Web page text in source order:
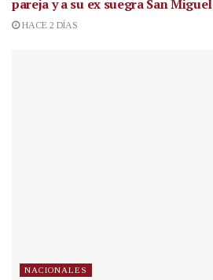
pareja y a su ex suegra San Miguel
HACE 2 DÍAS
NACIONALES